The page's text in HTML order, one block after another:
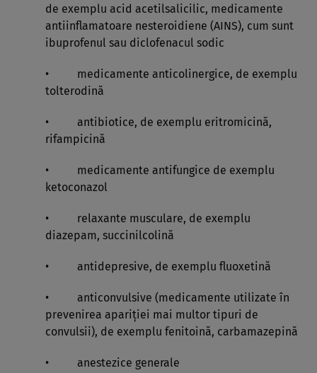
de exemplu acid acetilsalicilic, medicamente
antiinflamatoare nesteroidiene (AINS), cum sunt
ibuprofenul sau diclofenacul sodic
• medicamente anticolinergice, de exemplu
tolterodină
• antibiotice, de exemplu eritromicină,
rifampicină
• medicamente antifungice de exemplu
ketoconazol
• relaxante musculare, de exemplu
diazepam, succinilcolină
• antidepresive, de exemplu fluoxetină
• anticonvulsive (medicamente utilizate în
prevenirea apariţiei mai multor tipuri de
convulsii), de exemplu fenitoină, carbamazepină
• anestezice generale